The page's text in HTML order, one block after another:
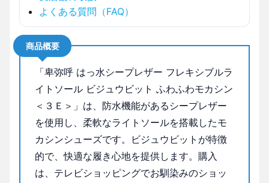
よくある質問（FAQ）
商品概要
「卑弥呼 はっ水シープレザー フレキシブルラ
イトソール ビジュウビット ふわふわモカシン
＜３Ｅ＞」は、防水機能があるシープレザー
を使用し、柔軟なライトソールを搭載したモ
カシンシューズです。ビジュウビットが特徴
的で、快適な履き心地を提供します。購入
は、テレビショッピングでお馴染みのショッ